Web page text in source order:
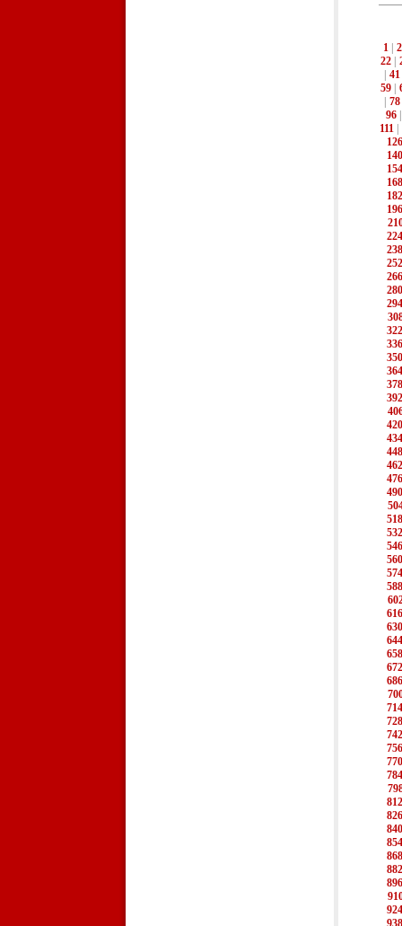
1
2
22|
41
59|
78
96
111|
126
140
154
168
182
196
224
238
252
266
280
294
322
336
350
364
378
392
420
434
448
462
476
490
518
532
546
560
574
588
616
630
644
658
672
686
714
728
742
756
770
784
812
826
840
854
868
882
896
924
938